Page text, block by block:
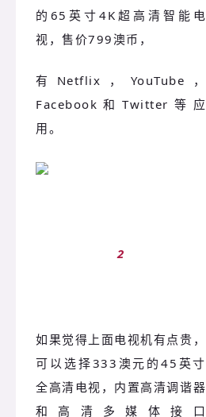
的65英寸4K超高清智能电
视，售价799澳币，
有Netflix，YouTube，
Facebook和Twitter等应
用。
2
如果觉得上面电视机有点贵，
可以选择333澳元的45英寸
全高清电视，内置高清调谐器
和高清多媒体接口